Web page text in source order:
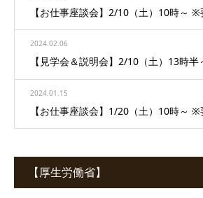
【お仕事座談会】2/10（土）10時～ ※
2024.02.06
【見学会＆説明会】2/10（土）13時
2024.01.15
【お仕事座談会】1/20（土）10時～ ※
【厚生労働省】